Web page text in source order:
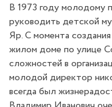
В 1973 году молодому
руководить детской
Яр. С момента
жилом доме по улице
сложностей в
молодой директор
всегда был